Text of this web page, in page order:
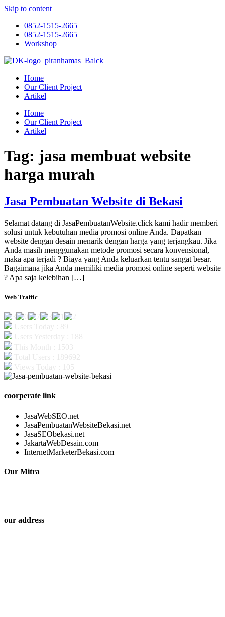
Skip to content
0852-1515-2665
0852-1515-2665
Workshop
Home
Our Client Project
Artikel
Home
Our Client Project
Artikel
Tag: jasa membuat website
harga murah
Jasa Pembuatan Website di Bekasi
Selamat datang di JasaPembuatanWebsite.click kami hadir memberi
solusi untuk kebutuhan media promosi online Anda. Dapatkan
website dengan desain menarik dengan harga yang terjangkau. Jika
Anda masih menggunakan metode promosi secara konvensional,
maka apa terjadi ? Biaya yang Anda keluarkan tentu sangat besar.
Bagaimana jika Anda memiliki media promosi online seperti website
? Apa saja kelebihan […]
Web Traffic
coorperate link
JasaWebSEO.net
JasaPembuatanWebsiteBekasi.net
JasaSEObekasi.net
JakartaWebDesain.com
InternetMarketerBekasi.com
Our Mitra
our address